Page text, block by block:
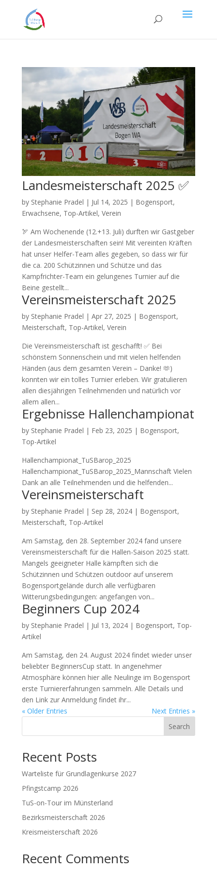
Landesmeisterschaft 2025 ✅
by Stephanie Pradel | Jul 14, 2025 | Bogensport,
Erwachsene, Top-Artikel, Verein
🏹 Am Wochenende (12.+13. Juli) durften wir Gastgeber
der Landesmeisterschaften sein! Mit vereinten Kräften
hat unser Helfer-Team alles gegeben, so dass wir für
die ca. 200 Schützinnen und Schütze und das
Kampfrichter-Team ein gelungenes Turnier auf die
Beine gestellt...
Vereinsmeisterschaft 2025
by Stephanie Pradel | Apr 27, 2025 | Bogensport,
Meisterschaft, Top-Artikel, Verein
Die Vereinsmeisterschaft ist geschafft! ✅ Bei
schönstem Sonnenschein und mit vielen helfenden
Händen (aus dem gesamten Verein – Danke! 🫶)
konnten wir ein tolles Turnier erleben. Wir gratulieren
allen diesjährigen Teilnehmenden und natürlich vor
allem allen...
Ergebnisse Hallenchampionat
by Stephanie Pradel | Feb 23, 2025 | Bogensport,
Top-Artikel
Hallenchampionat_TuSBarop_2025
Hallenchampionat_TuSBarop_2025_Mannschaft Vielen
Dank an alle Teilnehmenden und die helfenden...
Vereinsmeisterschaft
by Stephanie Pradel | Sep 28, 2024| Bogensport,
Meisterschaft, Top-Artikel
Am Samstag, den 28. September 2024 fand unsere
Vereinsmeisterschaft für die Hallen-Saison 2025 statt.
Mangels geeigneter Halle kämpften sich die
Schützinnen und Schützen outdoor auf unserem
Bogensportgelände durch alle verfügbaren
Witterungsbedingungen: angefangen von...
Beginners Cup 2024
by Stephanie Pradel | Jul 13, 2024| Bogensport, Top-
Artikel
Am Samstag, den 24. August 2024 findet wieder unser
beliebter BeginnersCup statt. In angenehmer
Atmosphäre können hier alle Neulinge im Bogensport
erste Turniererfahrungen sammeln. Alle Details und
den Link zur Anmeldung findet ihr...
« Older Entries
Next Entries »
Search
Recent Posts
Warteliste für Grundlagenkurse 2027
Pfingstcamp 2026
TuS-on-Tour im Münsterland
Bezirksmeisterschaft 2026
Kreismeisterschaft 2026
Recent Comments